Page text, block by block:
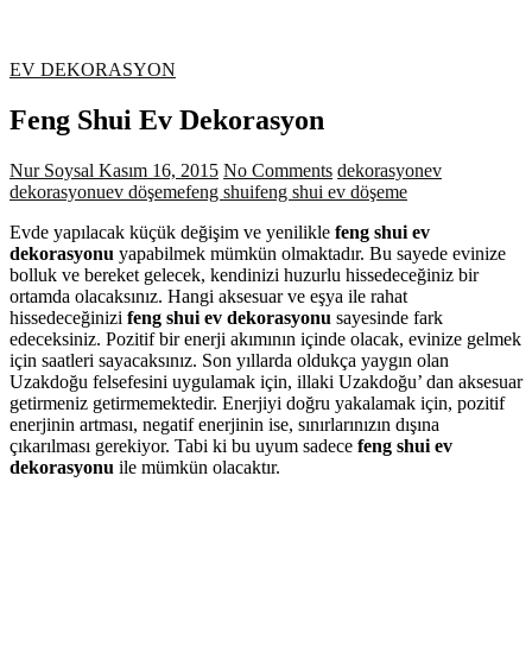
EV DEKORASYON
Feng Shui Ev Dekorasyon
Nur Soysal Kasım 16, 2015 No Comments dekorasyonev
dekorasyonuev döşemefeng shuifeng shui ev döşeme
Evde yapılacak küçük değişim ve yenilikle feng shui ev
dekorasyonu yapabilmek mümkün olmaktadır. Bu sayede evinize
bolluk ve bereket gelecek, kendinizi huzurlu hissedeceğiniz bir
ortamda olacaksınız. Hangi aksesuar ve eşya ile rahat
hissedeceğinizi feng shui ev dekorasyonu sayesinde fark
edeceksiniz. Pozitif bir enerji akımının içinde olacak, evinize gelmek
için saatleri sayacaksınız. Son yıllarda oldukça yaygın olan
Uzakdoğu felsefesini uygulamak için, illaki Uzakdoğu’ dan aksesuar
getirmeniz getirmemektedir. Enerjiyi doğru yakalamak için, pozitif
enerjinin artması, negatif enerjinin ise, sınırlarınızın dışına
çıkarılması gerekiyor. Tabi ki bu uyum sadece feng shui ev
dekorasyonu ile mümkün olacaktır.